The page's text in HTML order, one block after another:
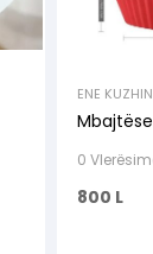
ENE
KUZHINA
RISI
0
800 L